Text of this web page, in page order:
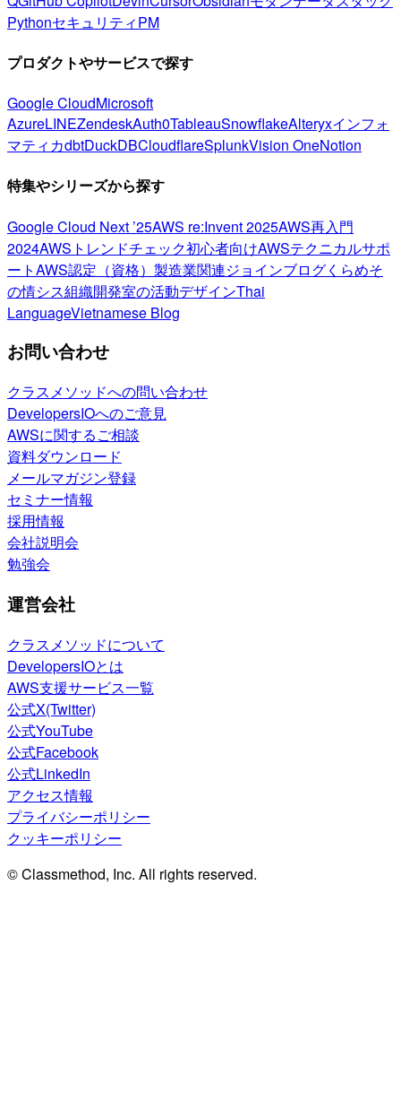
PythonセキュリティPM
プロダクトやサービスで探す
Google CloudMicrosoft
AzureLINEZendeskAuth0TableauSnowflakeAlteryxインフォ
マティカdbtDuckDBCloudflareSplunkVision OneNotion
特集やシリーズから探す
Google Cloud Next ’25AWS re:Invent 2025AWS再入門
2024AWSトレンドチェック初心者向けAWSテクニカルサポ
ートAWS認定（資格） 製造業関連ジョインブログくらめそ
の情シス組織開発室の活動デザインThai
LanguageVietnamese Blog
お問い合わせ
クラスメソッドへの問い合わせ
DevelopersIOへのご意見
AWSに関するご相談
資料ダウンロード
メールマガジン登録
セミナー情報
採用情報
会社説明会
勉強会
運営会社
クラスメソッドについて
DevelopersIOとは
AWS支援サービス一覧
公式X(Twitter)
公式YouTube
公式Facebook
公式LinkedIn
アクセス情報
プライバシーポリシー
クッキーポリシー
© Classmethod, Inc. All rights reserved.